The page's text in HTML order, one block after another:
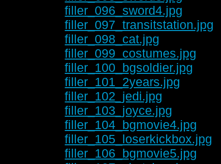
filler_096_sword4.jpg
filler_097_transitstation.jpg
filler_098_cat.jpg
filler_099_costumes.jpg
filler_100_bgsoldier.jpg
filler_101_2years.jpg
filler_102_jedi.jpg
filler_103_joyce.jpg
filler_104_bgmovie4.jpg
filler_105_loserkickbox.jpg
filler_106_bgmovie5.jpg